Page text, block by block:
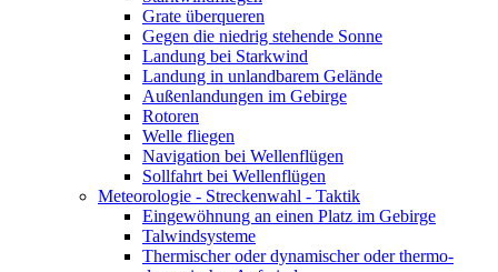
Grate überqueren
Gegen die niedrig stehende Sonne
Landung bei Starkwind
Landung in unlandbarem Gelände
Außenlandungen im Gebirge
Rotoren
Welle fliegen
Navigation bei Wellenflügen
Sollfahrt bei Wellenflügen
Meteorologie - Streckenwahl - Taktik
Eingewöhnung an einen Platz im Gebirge
Talwindsysteme
Thermischer oder dynamischer oder thermo-